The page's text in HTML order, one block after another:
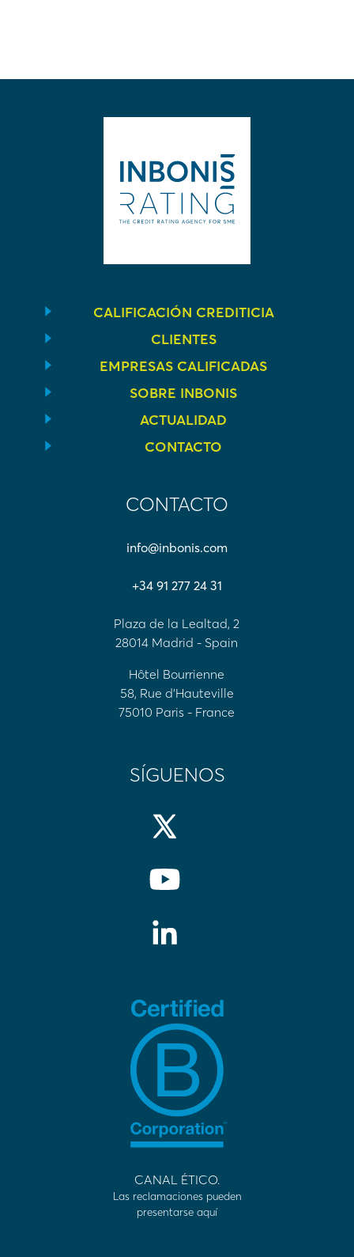
CALIFICACIÓN CREDITICIA
CLIENTES
EMPRESAS CALIFICADAS
SOBRE INBONIS
ACTUALIDAD
CONTACTO
CONTACTO
info@inbonis.com
+34 91 277 24 31
Plaza de la Lealtad, 2
28014 Madrid - Spain
Hôtel Bourrienne
58, Rue d'Hauteville
75010 Paris - France
SÍGUENOS
CANAL ÉTICO.
Las reclamaciones pueden
presentarse aquí